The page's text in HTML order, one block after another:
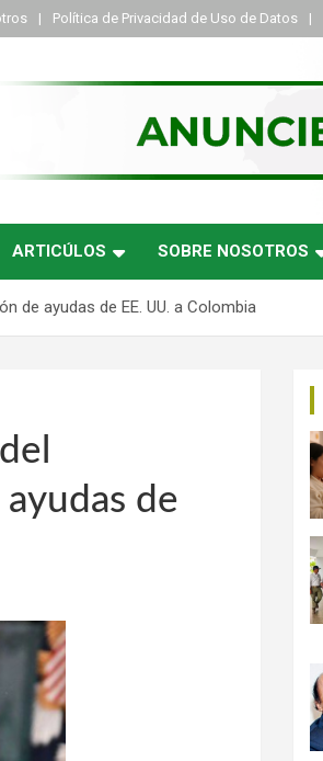
Política de Privacidad de Uso de Datos
ARTICÚLOS SOBRE NOSOTROS
de ayudas de EE. UU. a Colombia
de